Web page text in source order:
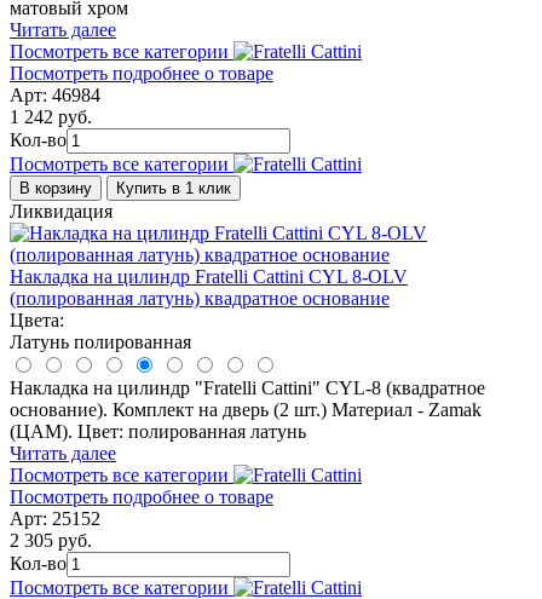
матовый хром
Читать далее
Посмотреть все категории
Посмотреть подробнее о товаре
Арт: 46984
1 242 руб.
Кол-во
Посмотреть все категории
В корзину Купить в 1 клик
Ликвидация
Накладка на цилиндр Fratelli Cattini CYL 8-OLV
(полированная латунь) квадратное основание
Цвета:
Латунь полированная
Накладка на цилиндр "Fratelli Cattini" CYL-8 (квадратное
основание). Комплект на дверь (2 шт.) Материал - Zamak
(ЦАМ). Цвет: полированная латунь
Читать далее
Посмотреть все категории
Посмотреть подробнее о товаре
Арт: 25152
2 305 руб.
Кол-во
Посмотреть все категории